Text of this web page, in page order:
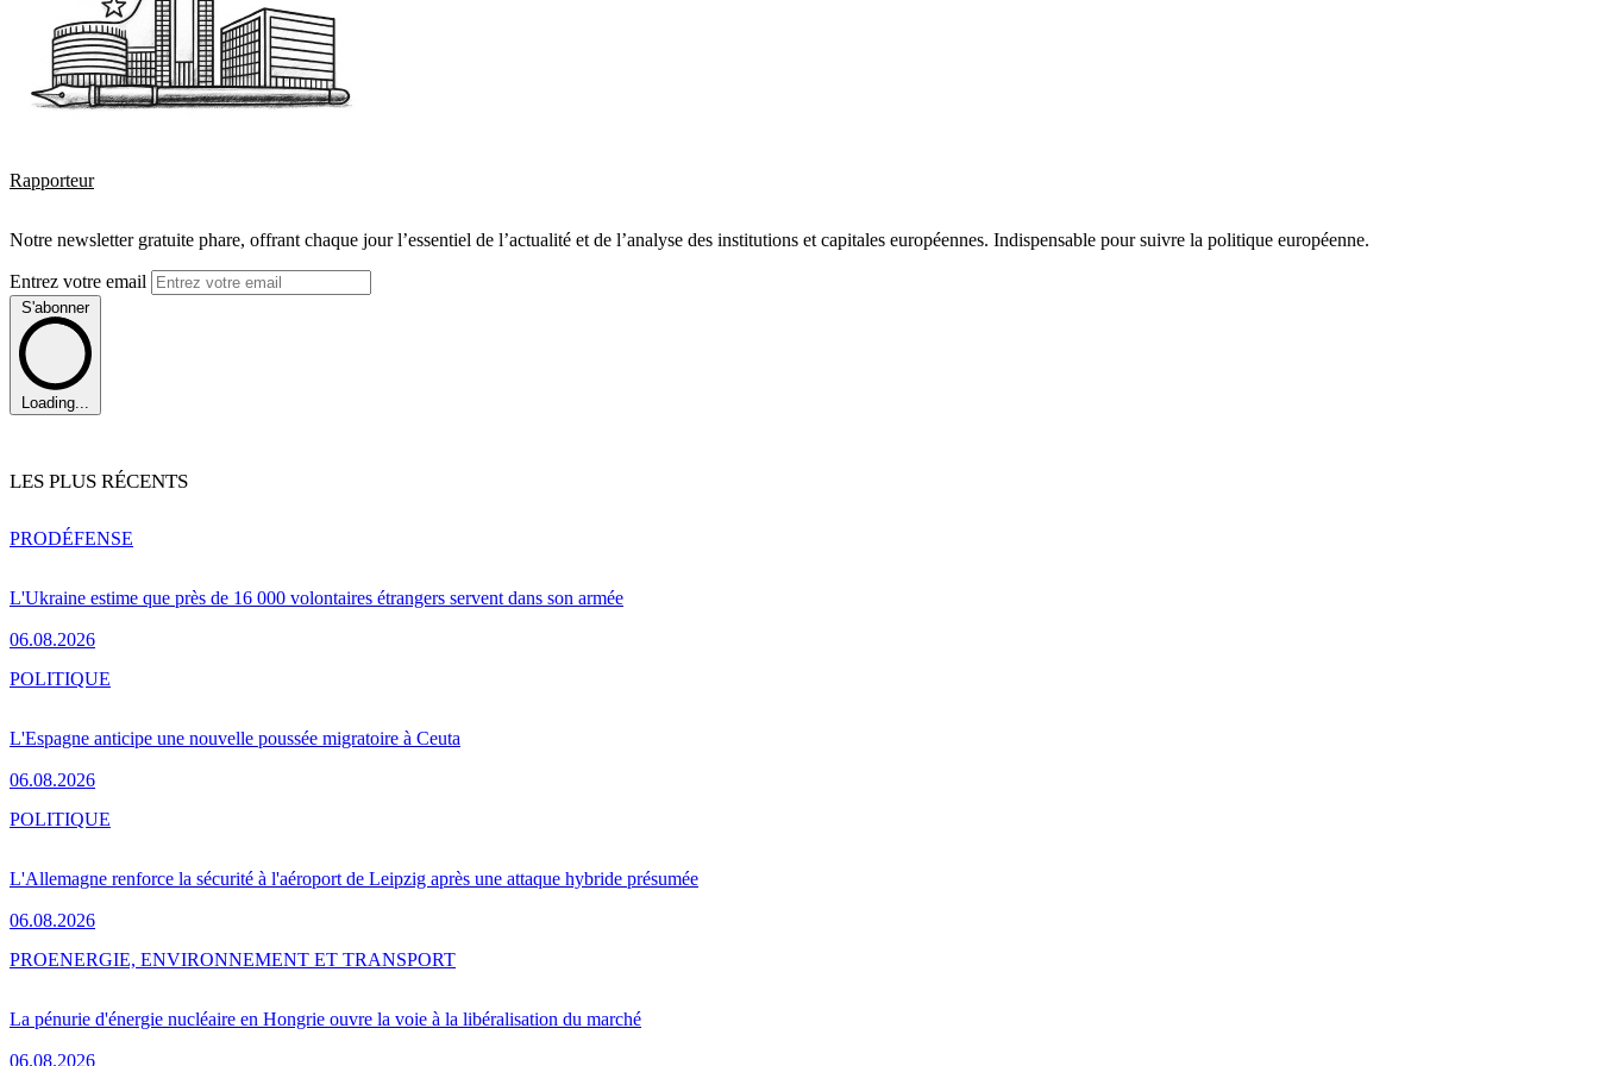
Rapporteur
Notre newsletter gratuite phare, offrant chaque jour l’essentiel de l’actualité et de l’analyse des institutions et capitales européennes. Indispensable pour suivre la politique européenne.
Entrez votre email
S'abonner
Loading...
LES PLUS RÉCENTS
L'Ukraine estime que près de 16 000 volontaires étrangers servent dans son armée
06.08.2026
PRODÉFENSE
L'Espagne anticipe une nouvelle poussée migratoire à Ceuta
06.08.2026
POLITIQUE
L'Allemagne renforce la sécurité à l'aéroport de Leipzig après une attaque hybride présumée
06.08.2026
POLITIQUE
La pénurie d'énergie nucléaire en Hongrie ouvre la voie à la libéralisation du marché
06.08.2026
PROENERGIE, ENVIRONNEMENT ET TRANSPORT